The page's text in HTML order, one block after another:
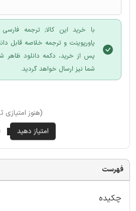
با خرید این کالا; ترجمه فارسی
پاورپوینت و ترجمه خلاصه قابل
پس از خرید، دکمه دانلود
شما نیز ارسال خواهد گردید.
(هنوز
فهرست
چکیده